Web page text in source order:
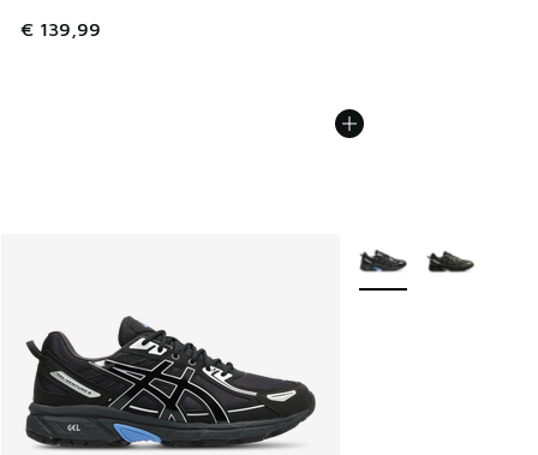
€ 139,99
Plus de couleurs